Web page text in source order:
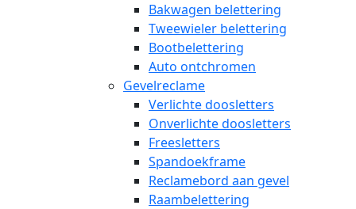
Bakwagen belettering
Tweewieler belettering
Bootbelettering
Auto ontchromen
Gevelreclame
Verlichte doosletters
Onverlichte doosletters
Freesletters
Spandoekframe
Reclamebord aan gevel
Raambelettering